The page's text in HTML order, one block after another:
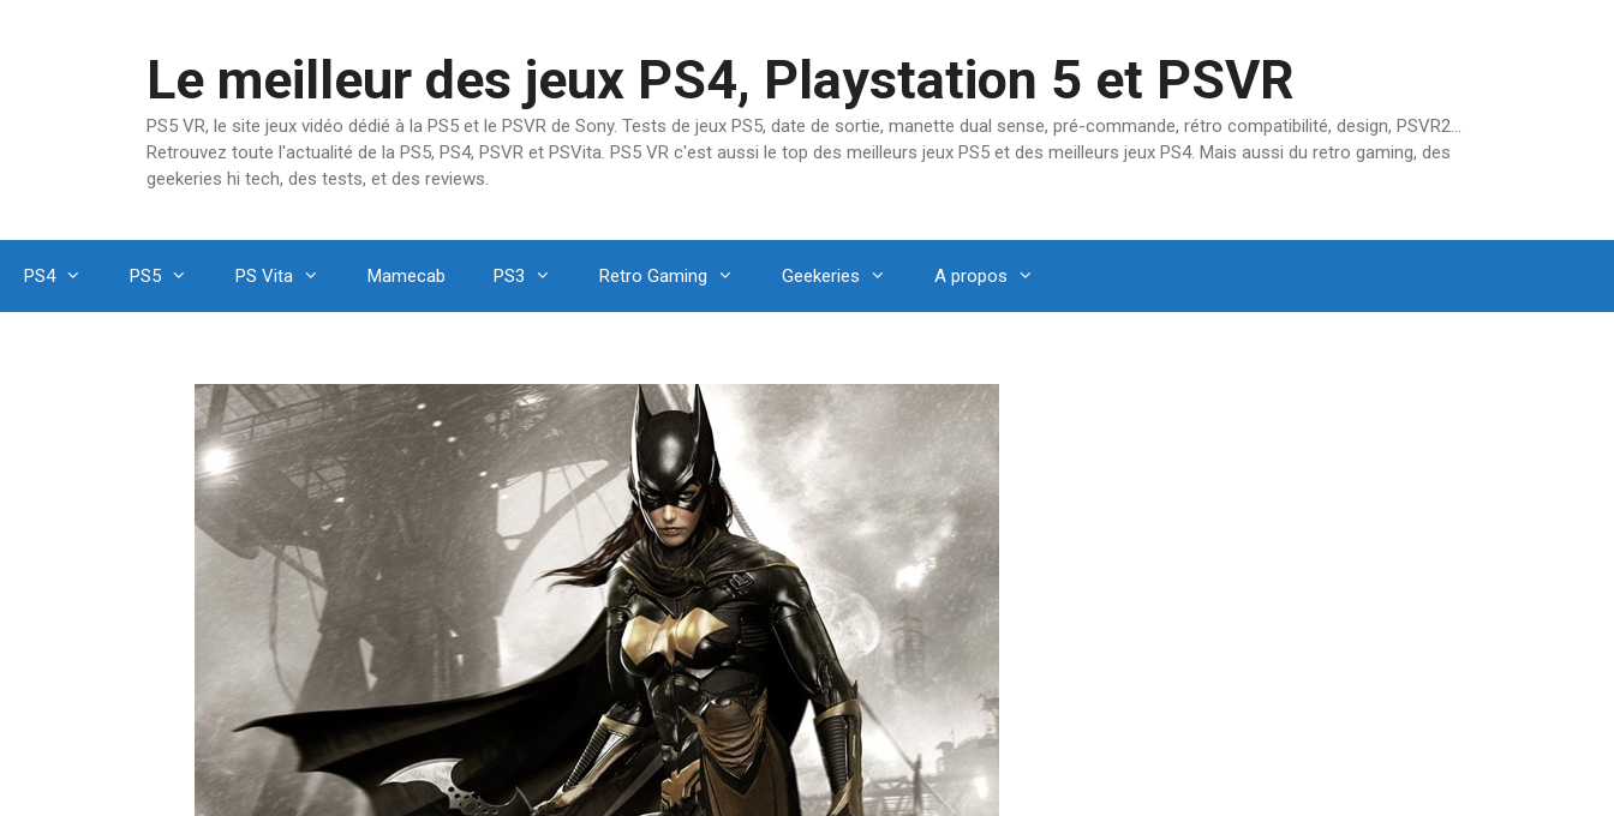
Le meilleur des jeux PS4, Playstation 5 et PSVR
PS5 VR, le site jeux vidéo dédié à la PS5 et le PSVR de Sony. Tests de jeux PS5, date de sortie, manette dual sense, pré-commande, rétro compatibilité, design, PSVR2…
Retrouvez toute l'actualité de la PS5, PS4, PSVR et PSVita. PS5 VR c'est aussi le top des meilleurs jeux PS5 et des meilleurs jeux PS4. Mais aussi du retro gaming, des
geekeries hi tech, des tests, et des reviews.
PS4 PS5 PS Vita Mamecab PS3 Retro Gaming Geekeries A propos